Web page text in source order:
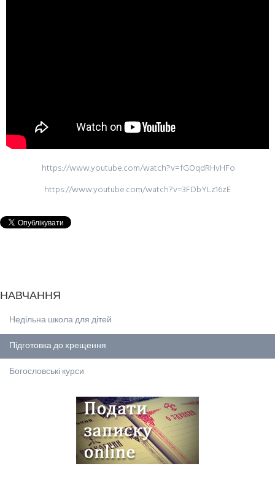
https://www.youtube.com/watch?v=fGOqdRHvHFo
https://www.youtube.com/watch?v=3FDbYLz16zE
НАВЧАННЯ
Недільна школа для дітей
Підготовка до хрещення
Богословські курси